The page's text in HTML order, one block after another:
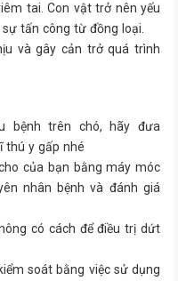
tai. Con vật trở nên yếu
tấn công từ đồng loại.
và gây cản trở quá trình
bệnh trên chó, hãy đưa
thú y gấp nhé
của bạn bằng máy móc
nhân bệnh và đánh giá
có cách để điều trị dứt
soát bằng việc sử dụng